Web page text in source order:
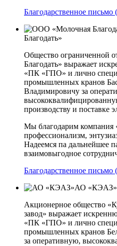
Благодарственное письмо
Благодать»
Общество ограниченной
Благодать» выражает
«ПК «ГПО» и лично
промышленных кранов
Владимировичу за
производству и поставке
Мы благодарим
профессионализм,
Надеемся па дальнейшее
взаимовыгодное
Благодарственное письмо
АО «КЭАЗ»
Акционерное общество
завод» выражает
«ПК «ГПО» и лично
промышленных кранов
за оперативную,